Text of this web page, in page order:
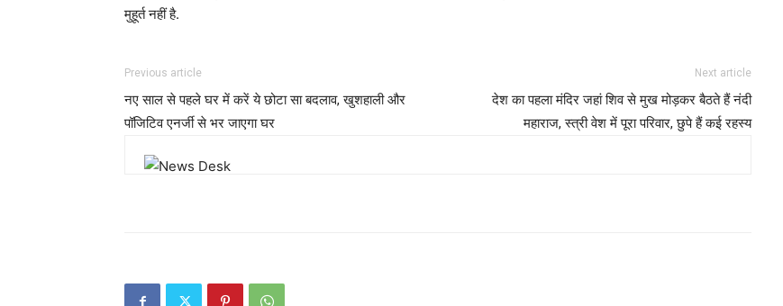
मुहूर्त नहीं है.
Previous article
नए साल से पहले घर में करें ये छोटा सा बदलाव, खुशहाली और
पॉजिटिव एनर्जी से भर जाएगा घर
Next article
देश का पहला मंदिर जहां शिव से मुख मोड़कर बैठते हैं नंदी
महाराज, स्त्री वेश में पूरा परिवार, छुपे हैं कई रहस्य